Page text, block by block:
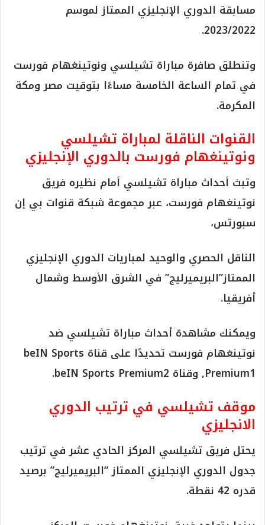
مسابقة الدوري الإنجليزي الممتاز لموسم
2023/2022.
وتنطلق صافرة مباراة تشيلسي ونوتينغهام فورست
في تمام الساعة الخامسة مساءًا بتوقيت مصر ومكة
المكرمة.
القنوات الناقلة لمباراة تشيلسي
ونوتينغهام فورست بالدوري الإنجليزي
وتبث أحداث مباراة تشيلسي أمام نظيره فريق
نوتينغهام فورست، عبر مجموعة شبكة قنوات بي إن
سبورتس،
الناقل الحصري والوحيد لمباريات الدوري الإنجليزي
الممتاز”البريميرليج” في الشرق الأوسط وشمال
أفريقيا.
ويمكنك مشاهدة أحداث مباراة تشيلسي ضد
نوتينغهام فورست تحديدًا على قناة beIN Sports
Premium1, وقناة beIN Sports Premium2.
موقف تشيلسي في ترتيب الدوري
الانجليزي
يحتل فريق تشيلسي المركز الحادي عشر في ترتيب
جدول الدوري الإنجليزي الممتاز “البريميرليج” برصيد
قدره 42 نقطة.